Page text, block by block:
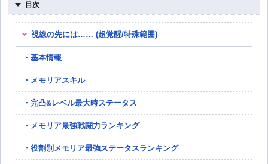
目次
視線の先には…… (超覚醒/特殊範囲)
基本情報
メモリアスキル
完凸&レベル最大時ステータス
メモリア最強戦闘力ランキング
役割別メモリア最強ステータスランキング